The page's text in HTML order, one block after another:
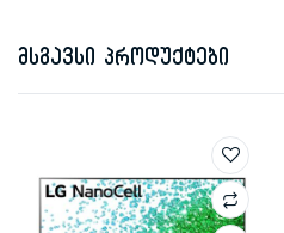
მსგავსი პროდუქტები